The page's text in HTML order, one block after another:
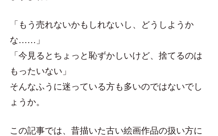
「もう売れないかもしれないし、どうしようか
な……」
「今見るとちょっと恥ずかしいけど、捨てるのは
もったいない」
そんなふうに迷っている方も多いのではないでし
ょうか。
この記事では、昔描いた古い絵画作品の扱い方に